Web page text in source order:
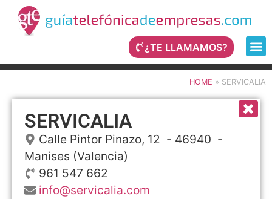
¿TE LLAMAMOS?
HOME » SERVICALIA
SERVICALIA
Calle Pintor Pinazo, 12 - 46940 -
Manises (Valencia)
961 547 662
info@servicalia.com